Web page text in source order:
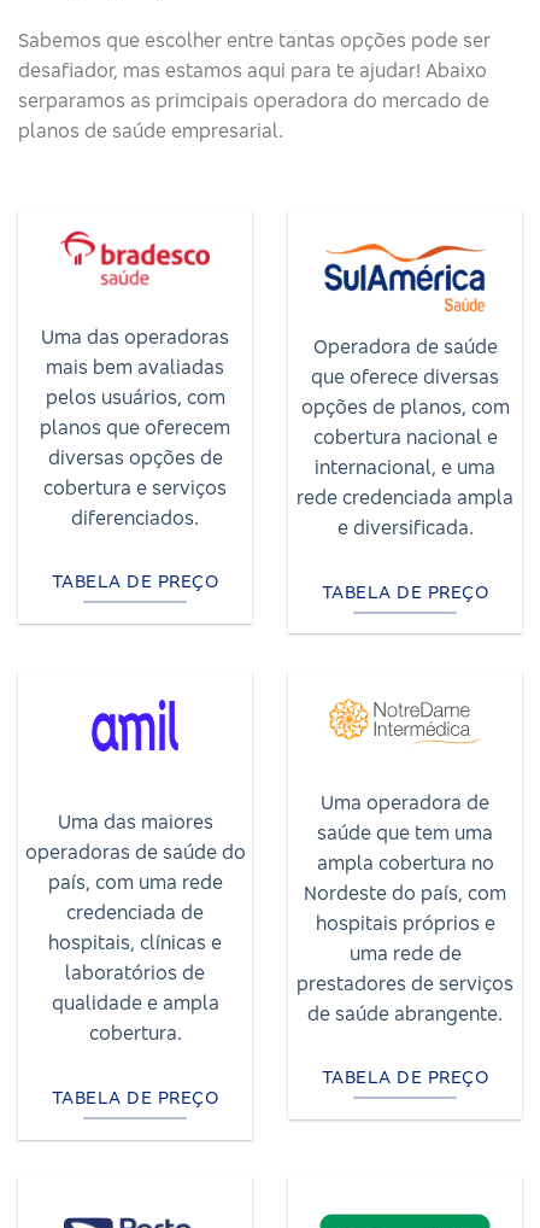
Sabemos que escolher entre tantas opções pode ser
desafiador, mas estamos aqui para te ajudar! Abaixo
serparamos as primcipais operadora do mercado de
planos de saúde empresarial.
Uma das operadoras
mais bem avaliadas
pelos usuários, com
planos que oferecem
diversas opções de
cobertura e serviços
diferenciados.
TABELA DE PREÇO
Operadora de saúde
que oferece diversas
opções de planos, com
cobertura nacional e
internacional, e uma
rede credenciada ampla
e diversificada.
TABELA DE PREÇO
Uma das maiores
operadoras de saúde do
país, com uma rede
credenciada de
hospitais, clínicas e
laboratórios de
qualidade e ampla
cobertura.
TABELA DE PREÇO
Uma operadora de
saúde que tem uma
ampla cobertura no
Nordeste do país, com
hospitais próprios e
uma rede de
prestadores de serviços
de saúde abrangente.
TABELA DE PREÇO